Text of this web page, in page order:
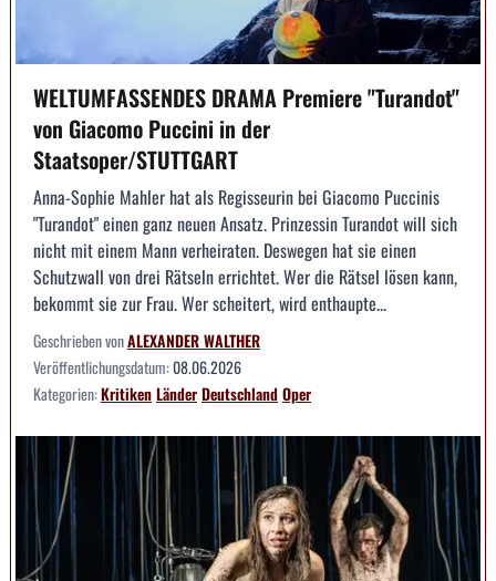
WELTUMFASSENDES DRAMA Premiere "Turandot"
von Giacomo Puccini in der
Staatsoper/STUTTGART
Anna-Sophie Mahler hat als Regisseurin bei Giacomo Puccinis
"Turandot" einen ganz neuen Ansatz. Prinzessin Turandot will sich
nicht mit einem Mann verheiraten. Deswegen hat sie einen
Schutzwall von drei Rätseln errichtet. Wer die Rätsel lösen kann,
bekommt sie zur Frau. Wer scheitert, wird enthaupte...
Geschrieben vonALEXANDER WALTHER
Veröffentlichungsdatum:08.06.2026
Kategorien:KritikenLänderDeutschlandOper